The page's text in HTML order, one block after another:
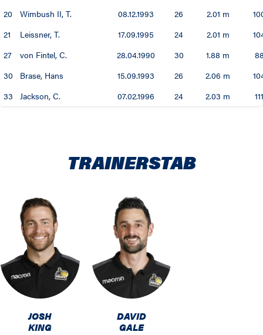
86 / 87
20
Wimbush II, T. 08.12.1993 26 2.01 m
21
Leissner, T. 17.09.1995 24 2.01 m
27
von Fintel, C. 28.04.1990 30 1.88 m
30
Brase, Hans 15.09.1993 26 2.06 m
33
Jackson, C. 07.02.1996 24 2.03 m
TRAINERSTAB
JOSH
KING
DAVID
GALE